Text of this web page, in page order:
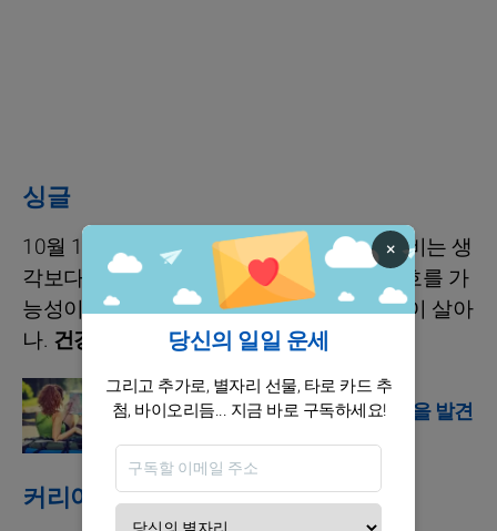
싱글
10월 18일까지는 감각이 더 예민해지고, 소비는 생
각보다 더 ‘스스로를 만족시키는 방향’으로 흐를 가
능성이 커. 스스로에게 맞는 걸 고르는 안목이 살아
나. 건강 / 컨디션
점성술
황소자리에 대해 모든 것을 발견
커리어 / 재정
×
당신의 일일 운세
그리고 추가로, 별자리 선물, 타로 카드 추
첨, 바이오리듬... 지금 바로 구독하세요!